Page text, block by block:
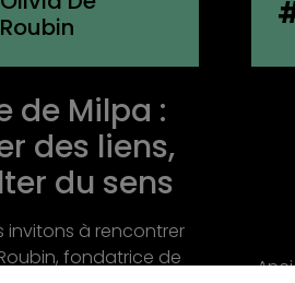
Boachon
acte
et
formée dans
Si